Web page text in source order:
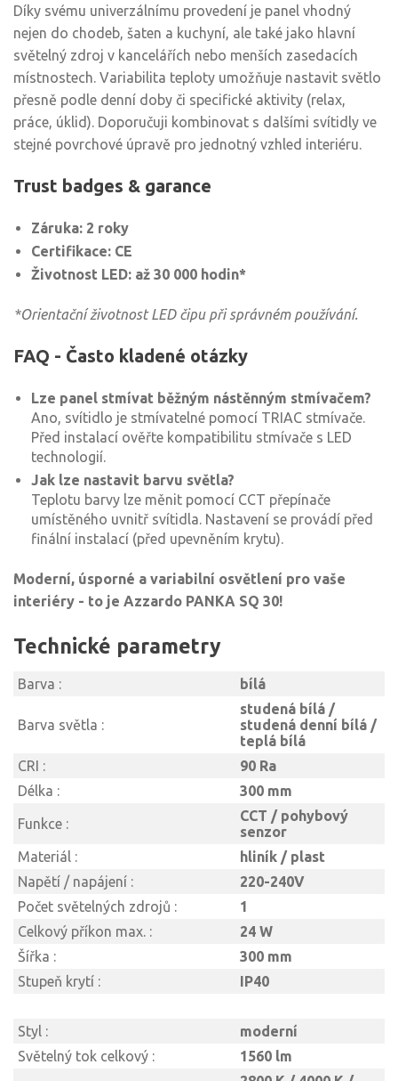
Díky svému univerzálnímu provedení je panel vhodný
nejen do chodeb, šaten a kuchyní, ale také jako hlavní
světelný zdroj v kancelářích nebo menších zasedacích
místnostech. Variabilita teploty umožňuje nastavit světlo
přesně podle denní doby či specifické aktivity (relax,
práce, úklid). Doporučuji kombinovat s dalšími svítidly ve
stejné povrchové úpravě pro jednotný vzhled interiéru.
Trust badges & garance
Záruka: 2 roky
Certifikace: CE
Životnost LED: až 30 000 hodin*
*Orientační životnost LED čipu při správném používání.
FAQ - Často kladené otázky
Lze panel stmívat běžným nástěnným stmívačem?
Ano, svítidlo je stmívatelné pomocí TRIAC stmívače.
Před instalací ověřte kompatibilitu stmívače s LED
technologií.
Jak lze nastavit barvu světla?
Teplotu barvy lze měnit pomocí CCT přepínače
umístěného uvnitř svítidla. Nastavení se provádí před
finální instalací (před upevněním krytu).
Moderní, úsporné a variabilní osvětlení pro vaše
interiéry - to je Azzardo PANKA SQ 30!
Technické parametry
Barva : bílá
Barva světla :
studená bílá /
studená denní bílá /
teplá bílá
CRI :
90 Ra
Délka :
300 mm
Funkce :
CCT / pohybový
senzor
Materiál :
hliník / plast
Napětí / napájení :
220-240V
Počet světelných zdrojů :
1
Celkový příkon max. :
24 W
Šířka :
300 mm
Stupeň krytí :
IP40
Styl :
moderní
Světelný tok celkový :
1560 lm